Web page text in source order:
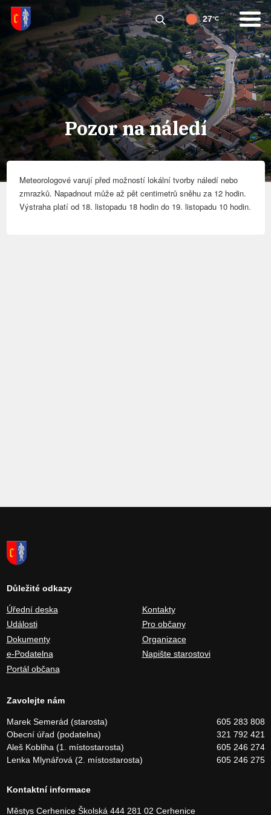
27°C
Pozor na náledí
Meteorologové varují před možností lokální tvorby náledí nebo
zmrazků. Napadnout může až pět centimetrů sněhu za 12 hodin.
Výstraha platí od 18. listopadu 18 hodin do 19. listopadu 10 hodin.
Důležité odkazy
Úřední deska
Události
Dokumenty
e-Podatelna
Portál občana
Kontakty
Pro občany
Organizace
Napište starostovi
Zavolejte nám
Marek Semerád (starosta)
605 283 808
Obecní úřad (podatelna)
321 792 421
Aleš Kobliha (1. místostarosta)
605 246 274
Lenka Mlynářová (2. místostarosta)
605 246 275
Kontaktní informace
Městys CerheniceŠkolská 444281 02 Cerhenice